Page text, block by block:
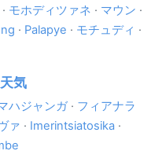
· モホディツァネ · マウン ·
· Palapye · モチュディ ·
気
ハジャンガ · フィアナラ
ァ · Imerintsiatosika ·